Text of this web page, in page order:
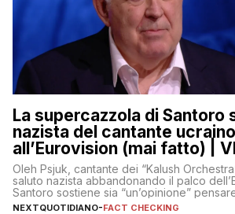
La supercazzola di Santoro
nazista del cantante ucraino
all’Eurovision (mai fatto) |
Oleh Psjuk, cantante dei “Kalush
saluto nazista abbandonando il palco
Santoro sostiene sia “un’opinione”
così
NEXTQUOTIDIANO-FACT CHECKING